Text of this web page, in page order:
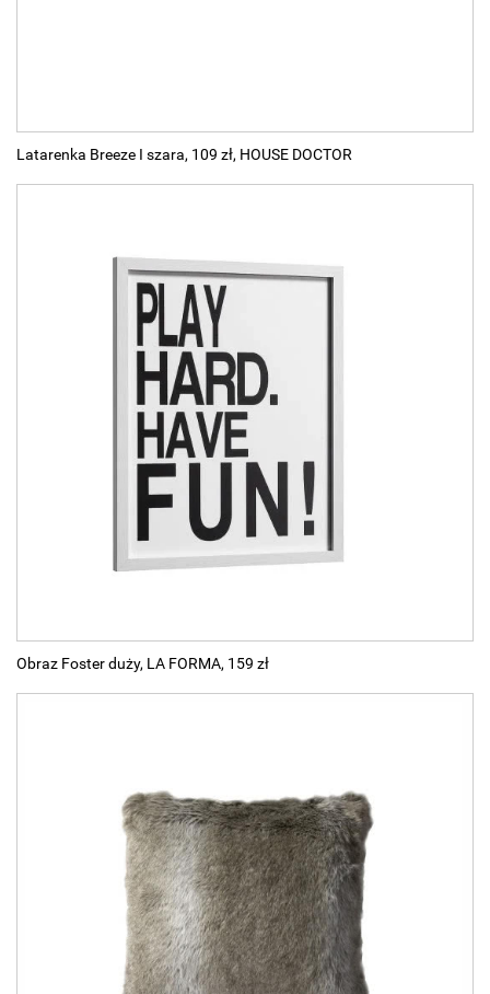
Latarenka Breeze I szara, 109 zł, HOUSE DOCTOR
Obraz Foster duży, LA FORMA, 159 zł